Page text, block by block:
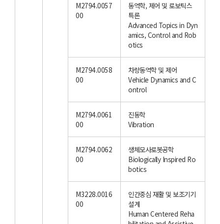
M2794.0057
00
동역학, 제어 및 로보틱스
특론
Advanced Topics in Dyn
amics, Control and Rob
otics
M2794.0058
00
차량동역학 및 제어
Vehicle Dynamics and C
ontrol
M2794.0061
00
진동학
Vibration
M2794.0062
00
생체모사로봇공학
Biologically Inspired Ro
botics
M3228.0016
00
인간중심 재활 및 보조기기
설계
Human Centered Reha